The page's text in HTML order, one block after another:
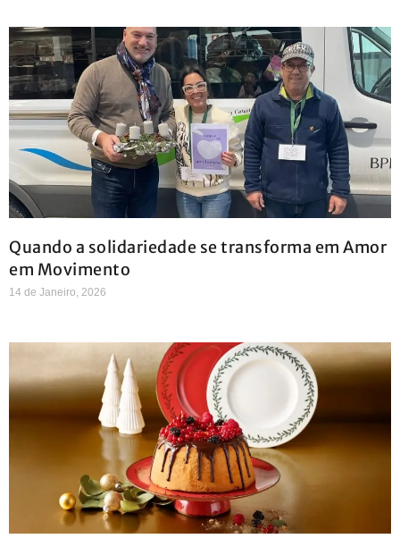
Quando a solidariedade se transforma em Amor
em Movimento
14 de Janeiro, 2026